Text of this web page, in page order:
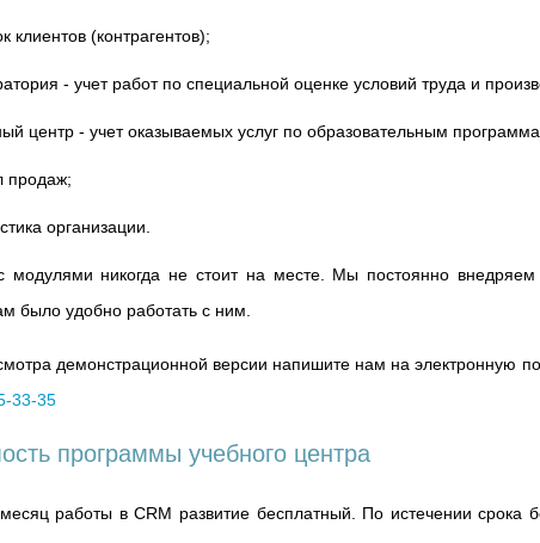
клиентов (контрагентов);
- учет работ по специальной оценке условий труда и
центр - учет оказываемых услуг по образовательным
продаж;
организации.
модулями никогда не стоит на месте. Мы постоянно
было удобно работать с ним.
демонстрационной версии напишите нам на электронную
33-35
программы учебного центра
работы в CRM развитие бесплатный. По истечении срока